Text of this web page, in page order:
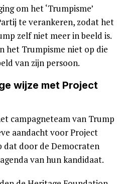
om het ‘Trumpisme’
te verankeren, zodat het
zelf niet meer in beeld is.
het Trumpisme niet op die
van zijn persoon.
wijze met Project
campagneteam van Trump
aandacht voor Project
dat door de Democraten
van hun kandidaat.